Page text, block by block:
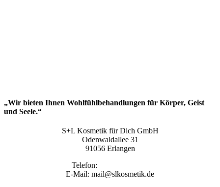
„Wir bieten Ihnen Wohlfühlbehandlungen für Körper, Geist
und Seele.“
S+L Kosmetik für Dich GmbH
Odenwaldallee 31
91056 Erlangen
Telefon:
E-Mail: mail@slkosmetik.de